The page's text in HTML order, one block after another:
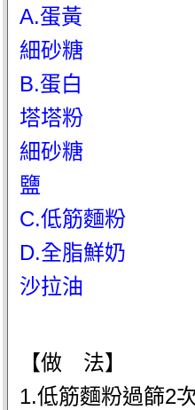
A.蛋黃
細砂糖
B.蛋白
塔塔粉
細砂糖
鹽
C.低筋麵粉
D.全脂鮮奶
沙拉油
【做 法】
1.低筋麵粉過篩2